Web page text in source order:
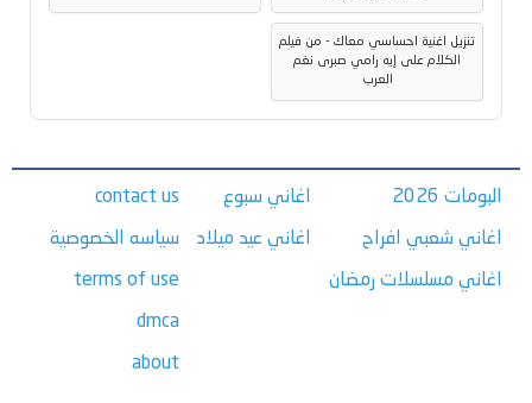
تنزيل اغنية احساسي معاك - من فيلم
الكلام على إيه رامي صبرى نغم
العرب
البومات 2026
اغاني شعبي افراح
اغاني مسلسلات رمضان
اغاني سبوع
اغاني عيد ميلاد
contact us
سياسه الخصوصية
terms of use
dmca
about